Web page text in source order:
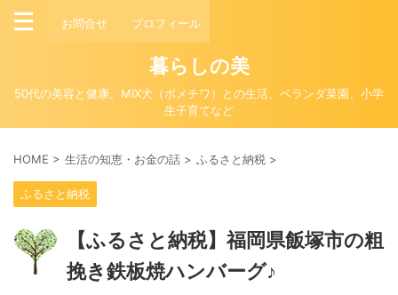
お問合せ プロフィール
暮らしの美
50代の美容と健康、MIX犬（ポメチワ）との生活、ベランダ菜園、小学
生子育てなど
HOME > 生活の知恵・お金の話 > ふるさと納税 >
ふるさと納税
【ふるさと納税】福岡県飯塚市の粗
挽き鉄板焼ハンバーグ♪